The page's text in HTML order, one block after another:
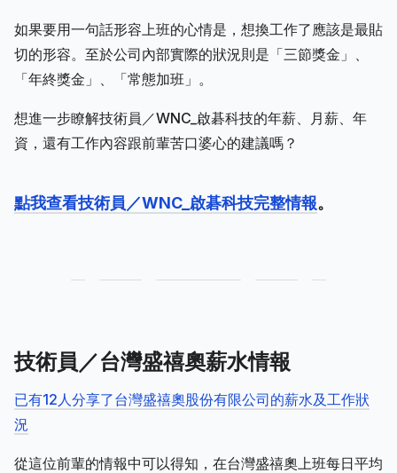
如果要用一句話形容上班的心情是，想換工作了應該是最貼
切的形容。至於公司內部實際的狀況則是「三節獎金」、
「年終獎金」、「常態加班」。
想進一步瞭解技術員／WNC_啟碁科技的年薪、月薪、年
資，還有工作內容跟前輩苦口婆心的建議嗎？
點我查看技術員／WNC_啟碁科技完整情報。
技術員／台灣盛禧奧薪水情報
已有12人分享了台灣盛禧奧股份有限公司的薪水及工作狀
況
從這位前輩的情報中可以得知，在台灣盛禧奧上班每日平均